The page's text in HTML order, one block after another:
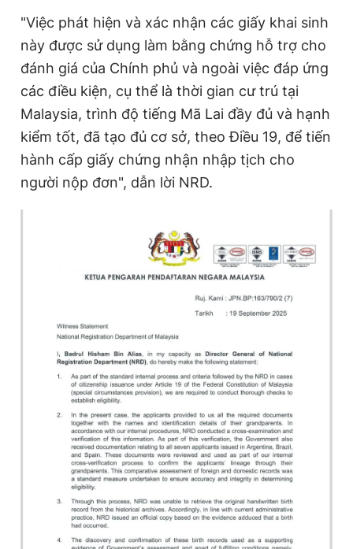
"Việc phát hiện và xác nhận các giấy khai sinh
này được sử dụng làm bằng chứng hỗ trợ cho
đánh giá của Chính phủ và ngoài việc đáp ứng
các điều kiện, cụ thể là thời gian cư trú tại
Malaysia, trình độ tiếng Mã Lai đầy đủ và hạnh
kiểm tốt, đã tạo đủ cơ sở, theo Điều 19, để tiến
hành cấp giấy chứng nhận nhập tịch cho
người nộp đơn", dẫn lời NRD.